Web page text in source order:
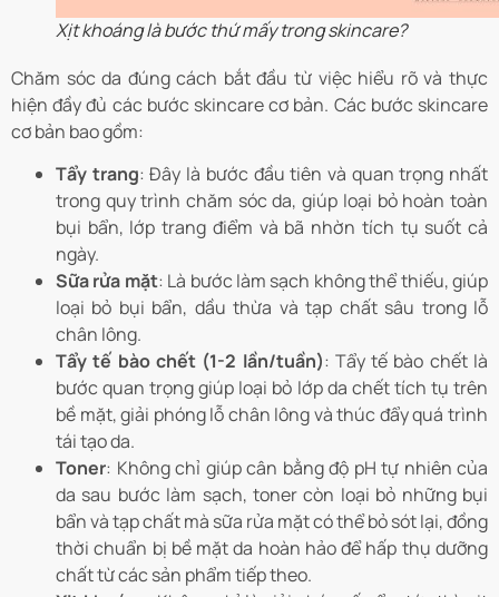
Xịt khoáng là bước thứ mấy trong skincare?
Chăm sóc da đúng cách bắt đầu từ việc hiểu rõ và thực
hiện đầy đủ các bước skincare cơ bản. Các bước skincare
cơ bản bao gồm:
Tẩy trang: Đây là bước đầu tiên và quan trọng nhất
trong quy trình chăm sóc da, giúp loại bỏ hoàn toàn
bụi bẩn, lớp trang điểm và bã nhờn tích tụ suốt cả
ngày.
Sữa rửa mặt: Là bước làm sạch không thể thiếu, giúp
loại bỏ bụi bẩn, dầu thừa và tạp chất sâu trong lỗ
chân lông.
Tẩy tế bào chết (1-2 lần/tuần): Tẩy tế bào chết là
bước quan trọng giúp loại bỏ lớp da chết tích tụ trên
bề mặt, giải phóng lỗ chân lông và thúc đẩy quá trình
tái tạo da.
Toner: Không chỉ giúp cân bằng độ pH tự nhiên của
da sau bước làm sạch, toner còn loại bỏ những bụi
bẩn và tạp chất mà sữa rửa mặt có thể bỏ sót lại, đồng
thời chuẩn bị bề mặt da hoàn hảo để hấp thụ dưỡng
chất từ các sản phẩm tiếp theo.